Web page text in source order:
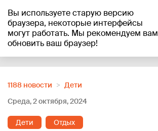
Вы используете старую версию
браузера, некоторые интерфейсы
могут работать. Мы рекомендуем вам
обновить ваш браузер!
+18°C
1188 новости
Дети
Среда, 2 октября, 2024
Дети Отдых